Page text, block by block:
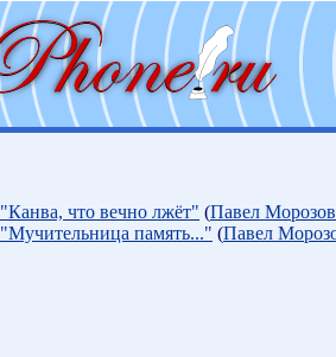
"Канва, что вечно лжёт" (Павел Морозов
"Мучительница память..." (Павел